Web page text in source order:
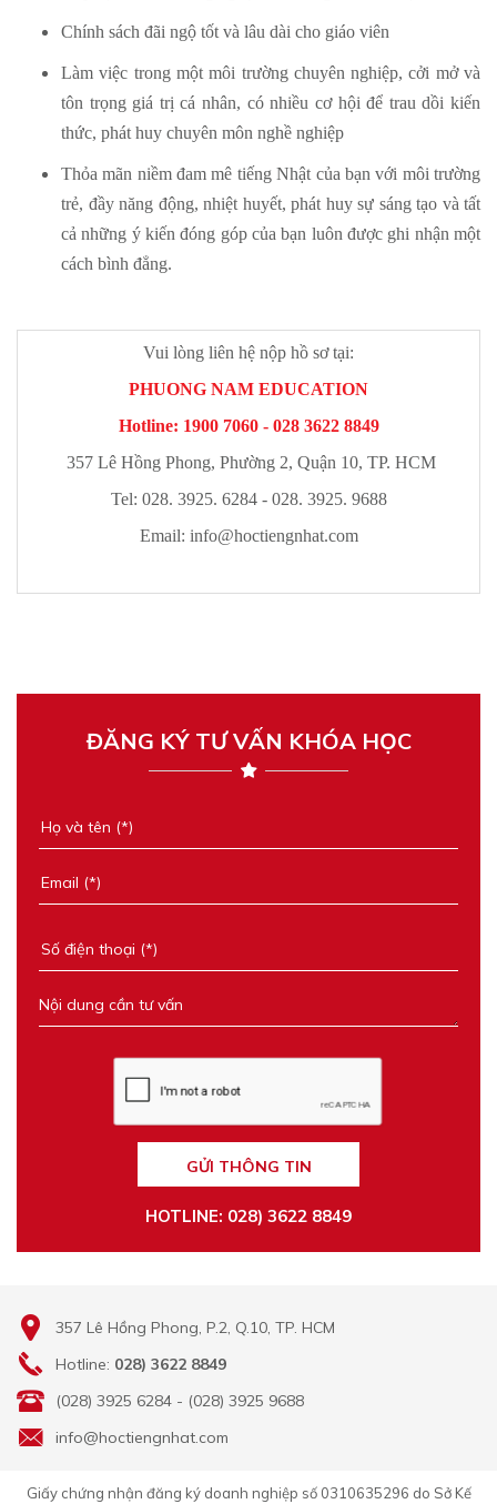
Chính sách đãi ngộ tốt và lâu dài cho giáo viên
Làm việc trong một môi trường chuyên nghiệp, cởi mở và
tôn trọng giá trị cá nhân, có nhiều cơ hội để trau dồi kiến
thức, phát huy chuyên môn nghề nghiệp
Thỏa mãn niềm đam mê tiếng Nhật của bạn với môi trường
trẻ, đầy năng động, nhiệt huyết, phát huy sự sáng tạo và tất
cả những ý kiến đóng góp của bạn luôn được ghi nhận một
cách bình đẳng.
Vui lòng liên hệ nộp hồ sơ tại:
PHUONG NAM EDUCATION
Hotline: 1900 7060 - 028 3622 8849
357 Lê Hồng Phong, Phường 2, Quận 10, TP. HCM
Tel: 028. 3925. 6284 - 028. 3925. 9688
Email: info@hoctiengnhat.com
ĐĂNG KÝ TƯ VẤN KHÓA HỌC
GỬI THÔNG TIN
HOTLINE: 028) 3622 8849
357 Lê Hồng Phong, P.2, Q.10, TP. HCM
Hotline: 028) 3622 8849
(028) 3925 6284 - (028) 3925 9688
info@hoctiengnhat.com
Giấy chứng nhận đăng ký doanh nghiệp số 0310635296 do Sở Kế